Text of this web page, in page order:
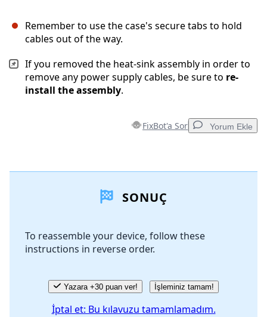
Remember to use the case's secure tabs to hold
cables out of the way.
If you removed the heat-sink assembly in order to
remove any power supply cables, be sure to re-
install the assembly.
FixBot'a Sor Yorum Ekle
SONUÇ
To reassemble your device, follow these
instructions in reverse order.
Yazara +30 puan ver! İşleminiz tamam!
İptal et: Bu kılavuzu tamamlamadım.